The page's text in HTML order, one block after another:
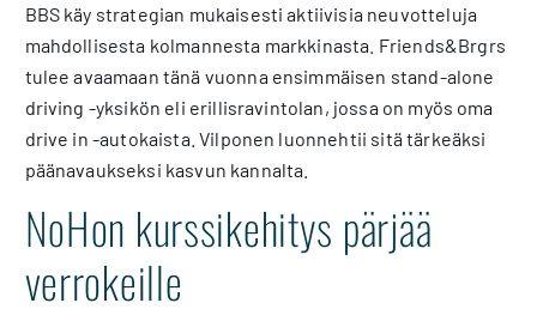
BBS käy strategian mukaisesti aktiivisia neuvotteluja
mahdollisesta kolmannesta markkinasta. Friends&Brgrs
tulee avaamaan tänä vuonna ensimmäisen stand-alone
driving -yksikön eli erillisravintolan, jossa on myös oma
drive in -autokaista. Vilponen luonnehtii sitä tärkeäksi
päänavaukseksi kasvun kannalta.
NoHon kurssikehitys pärjää
verrokeille